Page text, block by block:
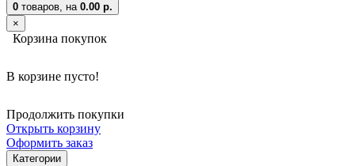
0 товаров, на 0.00 р.
×
Корзина покупок
В корзине пусто!
Продолжить покупки
Открыть корзину
Оформить заказ
Категории